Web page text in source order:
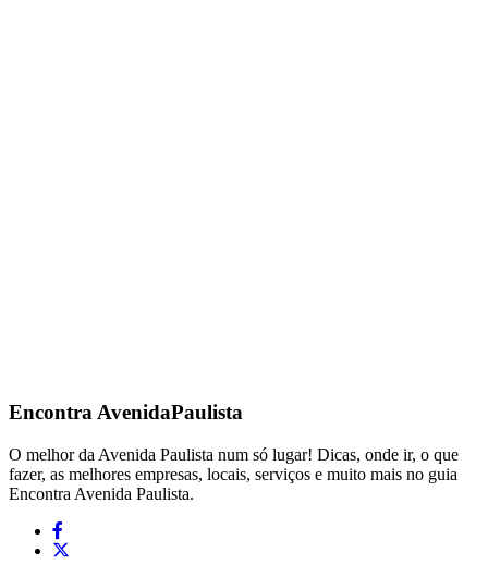
Encontra AvenidaPaulista
O melhor da Avenida Paulista num só lugar! Dicas, onde ir, o que
fazer, as melhores empresas, locais, serviços e muito mais no guia
Encontra Avenida Paulista.